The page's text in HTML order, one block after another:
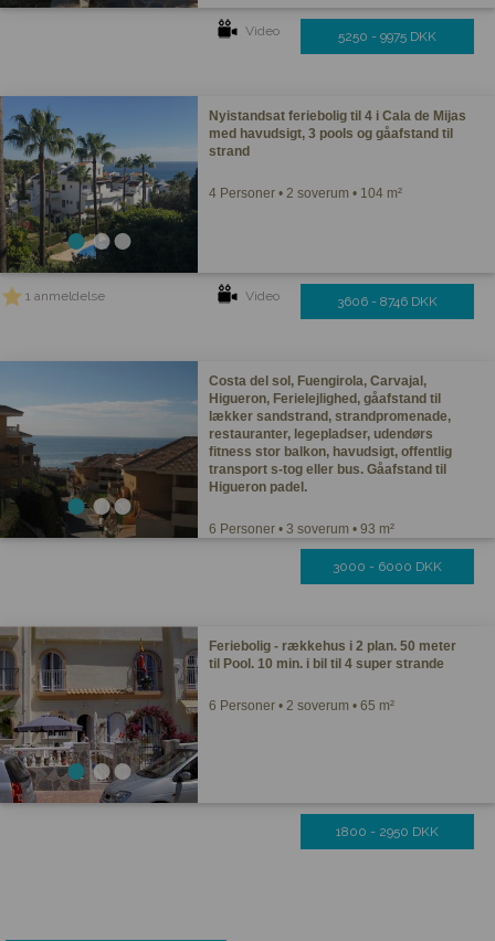
Video 5250 - 9975 DKK
Nyistandsat feriebolig til 4 i Cala de Mijas
med havudsigt, 3 pools og gåafstand til
strand
4 Personer • 2 soverum • 104 m²
1 anmeldelse Video 3606 - 8746 DKK
Costa del sol, Fuengirola, Carvajal,
Higueron, Ferielejlighed, gåafstand til
lækker sandstrand, strandpromenade,
restauranter, legepladser, udendørs
fitness stor balkon, havudsigt, offentlig
transport s-tog eller bus. Gåafstand til
Higueron padel.
6 Personer • 3 soverum • 93 m²
3000 - 6000 DKK
Feriebolig - rækkehus i 2 plan. 50 meter
til Pool. 10 min. i bil til 4 super strande
6 Personer • 2 soverum • 65 m²
1800 - 2950 DKK